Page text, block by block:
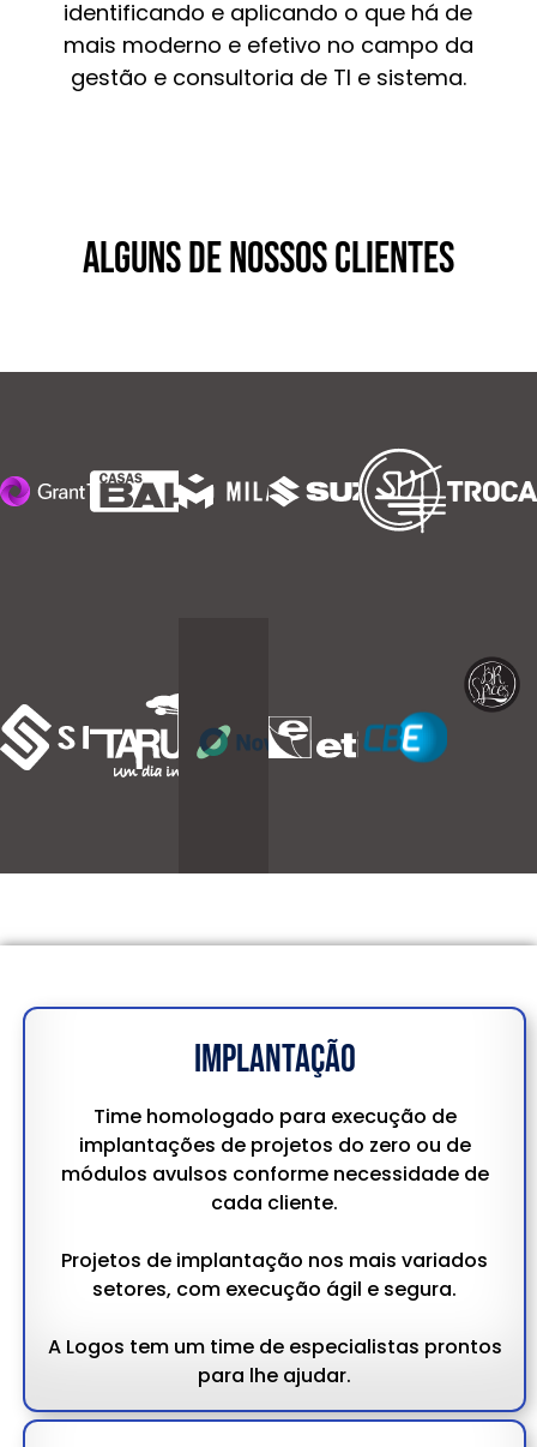
identificando e aplicando o que há de
mais moderno e efetivo no campo da
gestão e consultoria de TI e sistema.
Alguns de nossos clientes
SOCIEDADE
IMPLANTAÇÃO
Time homologado para execução de
implantações de projetos do zero ou de
módulos avulsos conforme necessidade de
cada cliente.
Projetos de implantação nos mais variados
setores, com execução ágil e segura.
A Logos tem um time de especialistas prontos
para lhe ajudar.